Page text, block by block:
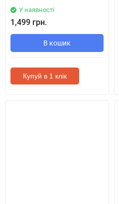
У наявності
1,499 грн.
В кошик
Купуй в 1 клік